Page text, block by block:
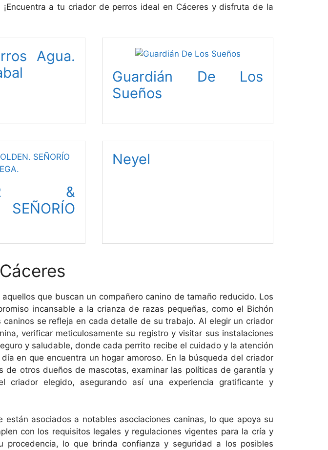
a tu criador de perros ideal en Cáceres y disfruta de la
Agua.
Guardián De Los
Sueños
&
Neyel
que buscan un compañero canino de tamaño reducido. Los
incansable a la crianza de razas pequeñas, como el Bichón
se refleja en cada detalle de su trabajo. Al elegir un criador
verificar meticulosamente su registro y visitar sus instalaciones
y saludable, donde cada perrito recibe el cuidado y la atención
en que encuentra un hogar amoroso. En la búsqueda del criador
otros dueños de mascotas, examinar las políticas de garantía y
elegido, asegurando así una experiencia gratificante y
asociados a notables asociaciones caninas, lo que apoya su
con los requisitos legales y regulaciones vigentes para la cría y
lo que brinda confianza y seguridad a los posibles